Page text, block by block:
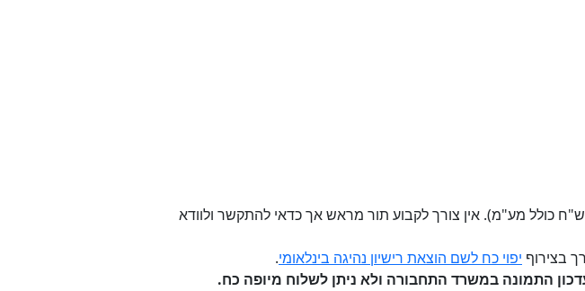
יש להצטייד ברישיון הנהיגה וברוב המקומות במזומן לתשלום עבור השירות (11 ש"ח כולל מע"מ). אין צורך לקבוע תור מראש אך כדאי להתקשר ולוודא
יפוי כח לשם הוצאת רישיון נהיגה בינלאומי.